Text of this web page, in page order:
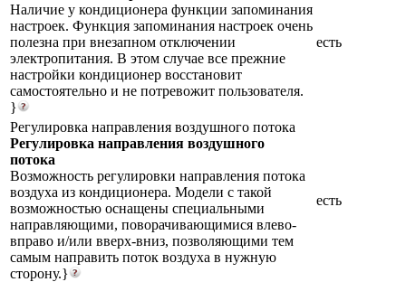
Наличие у кондиционера функции запоминания
настроек. Функция запоминания настроек очень
полезна при внезапном отключении
электропитания. В этом случае все прежние
настройки кондиционер восстановит
самостоятельно и не потревожит пользователя.
}
есть
Регулировка направления воздушного потока
Регулировка направления воздушного
потока
Возможность регулировки направления потока
воздуха из кондиционера. Модели с такой
возможностью оснащены специальными
направляющими, поворачивающимися влево-
вправо и/или вверх-вниз, позволяющими тем
самым направить поток воздуха в нужную
сторону.}
есть